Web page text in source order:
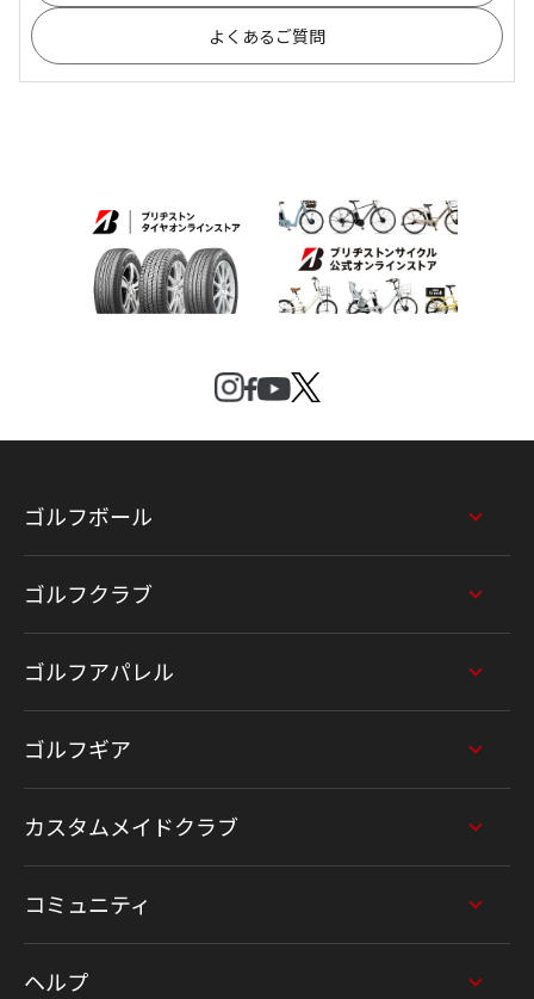
よくあるご質問
ゴルフボール
ゴルフクラブ
ゴルフアパレル
ゴルフギア
カスタムメイドクラブ
コミュニティ
ヘルプ